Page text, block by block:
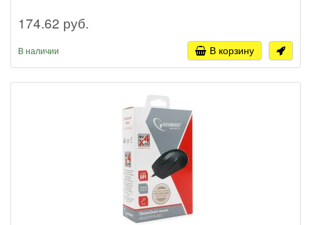
174.62 руб.
В наличии В корзину